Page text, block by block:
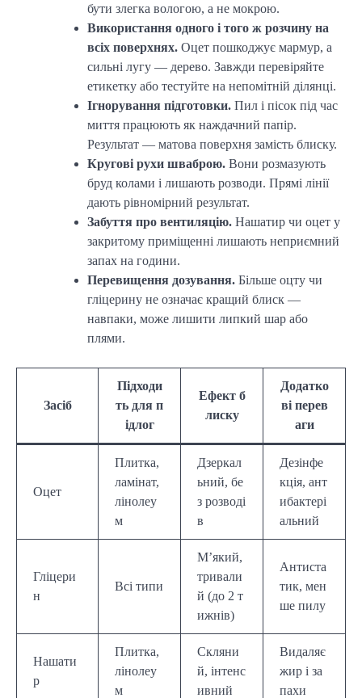
бути злегка вологою, а не мокрою.
Використання одного і того ж розчину на
всіх поверхнях. Оцет пошкоджує мармур, а
сильні лугу — дерево. Завжди перевіряйте
етикетку або тестуйте на непомітній ділянці.
Ігнорування підготовки. Пил і пісок під час
миття працюють як наждачний папір.
Результат — матова поверхня замість блиску.
Кругові рухи шваброю. Вони розмазують
бруд колами і лишають розводи. Прямі лінії
дають рівномірний результат.
Забуття про вентиляцію. Нашатир чи оцет у
закритому приміщенні лишають неприємний
запах на години.
Перевищення дозування. Більше оцту чи
гліцерину не означає кращий блиск —
навпаки, може лишити липкий шар або
плями.
Засіб
Підходи
ть для п
ідлог
Ефект б
лиску
Додатко
ві перев
аги
Оцет
Плитка,
ламінат,
лінолеу
м
Дзеркал
ьний, бе
з розводі
в
Дезінфе
кція, ант
ибактері
альний
Гліцери
н
Всі типи
М’який,
тривали
й (до 2 т
ижнів)
Антиста
тик, мен
ше пилу
Нашати
р
Плитка,
лінолеу
м
Скляни
й, інтенс
ивний
Видаляє
жир і за
пахи